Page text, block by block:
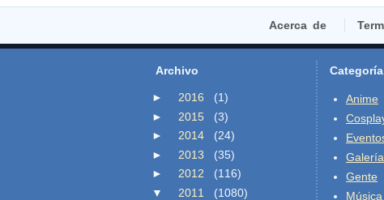
Acerca de
Archivo
► 2016
(1)
►
2015
(3)
►
2014
(24)
►
2013
(35)
►
2012
(116)
▼
2011
(1080)
Anime
Gente
Música